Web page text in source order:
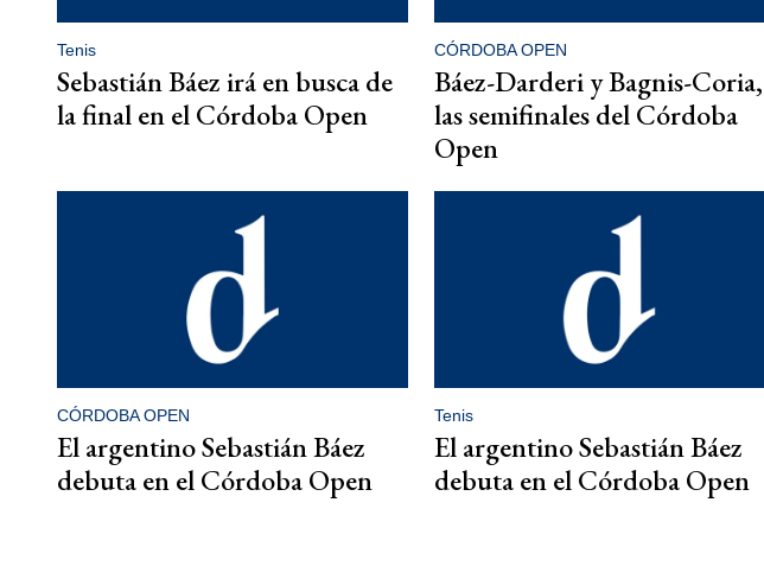
Tenis
Sebastián Báez irá en busca de
la final en el Córdoba Open
CÓRDOBA OPEN
Báez-Darderi y Bagnis-Coria,
las semifinales del Córdoba
Open
CÓRDOBA OPEN
El argentino Sebastián Báez
debuta en el Córdoba Open
Tenis
El argentino Sebastián Báez
debuta en el Córdoba Open